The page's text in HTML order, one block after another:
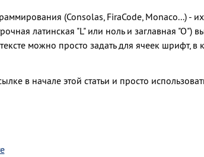
(Consolas, FiraCode, Monaco...) -
латинская "L" или ноль и заглавная "О")
можно просто задать для ячеек шрифт,
в начале этой статьи и просто